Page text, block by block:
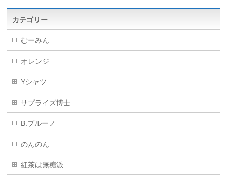
カテゴリー
むーみん
オレンジ
Yシャツ
サプライズ博士
B.ブルーノ
のんのん
紅茶は無糖派